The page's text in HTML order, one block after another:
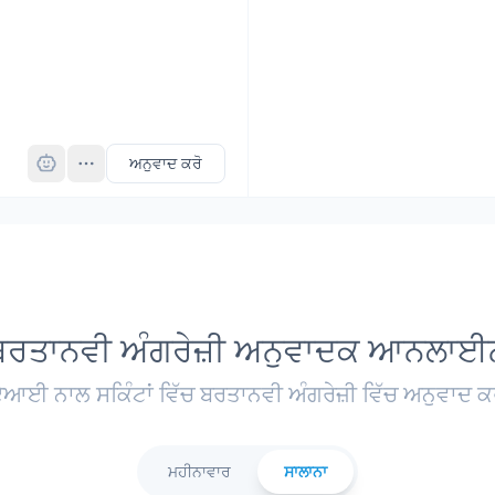
ਅਨੁਵਾਦ ਕਰੋ
ਅੰਗਰੇਜ਼ੀ ਅਨੁਵਾਦਕ
ਨਾਲ ਸਕਿੰਟਾਂ ਵਿੱਚ ਬਰਤਾਨਵੀ ਅੰਗਰੇਜ਼ੀ ਵਿੱਚ ਅਨੁਵਾਦ
ਮਹੀਨਾਵਾਰ ਸਾਲਾਨਾ